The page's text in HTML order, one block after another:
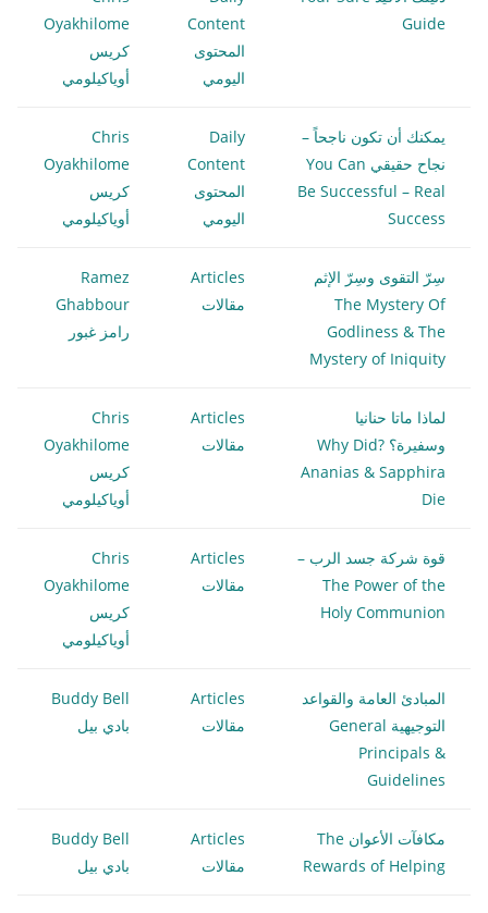
Guide
Content
المحتوى
اليومي
Oyakhilome
كريس
أوياكيلومي
يمكنك أن تكون ناجحاً –
نجاح حقيقي You Can
Be Successful – Real
Success
Daily
Content
المحتوى
اليومي
Chris
Oyakhilome
كريس
أوياكيلومي
سِرّ التقوى وسِرّ الإثم
The Mystery Of
Godliness & The
Mystery of Iniquity
Articles
مقالات
Ramez
Ghabbour
رامز غبور
لماذا ماتا حنانيا
وسفيرة؟ ?Why Did
Ananias & Sapphira
Die
Articles
مقالات
Chris
Oyakhilome
كريس
أوياكيلومي
قوة شركة جسد الرب –
The Power of the
Holy Communion
Articles
مقالات
Chris
Oyakhilome
كريس
أوياكيلومي
المبادئ العامة والقواعد
التوجيهية General
Principals &
Guidelines
Articles
مقالات
Buddy Bell
بادي بيل
مكافآت الأعوان The
Rewards of Helping
Articles
مقالات
Buddy Bell
بادي بيل